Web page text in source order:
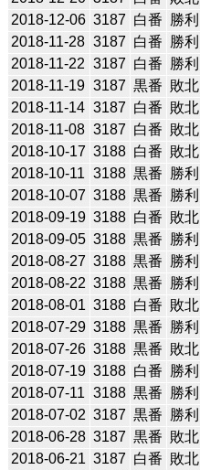
2018-12-06 3187 白番 勝利
2018-11-28 3187 白番 勝利
2018-11-22 3187 白番 勝利
2018-11-19 3187 黒番 敗北
2018-11-14 3187 白番 敗北
2018-11-08 3187 白番 敗北
2018-10-17 3188 白番 敗北
2018-10-11 3188 黒番 勝利
2018-10-07 3188 黒番 勝利
2018-09-19 3188 白番 敗北
2018-09-05 3188 黒番 勝利
2018-08-27 3188 黒番 勝利
2018-08-22 3188 黒番 勝利
2018-08-01 3188 白番 敗北
2018-07-29 3188 黒番 勝利
2018-07-26 3188 黒番 敗北
2018-07-19 3188 白番 勝利
2018-07-11 3188 黒番 勝利
2018-07-02 3187 黒番 勝利
2018-06-28 3187 黒番 敗北
2018-06-21 3187 白番 敗北